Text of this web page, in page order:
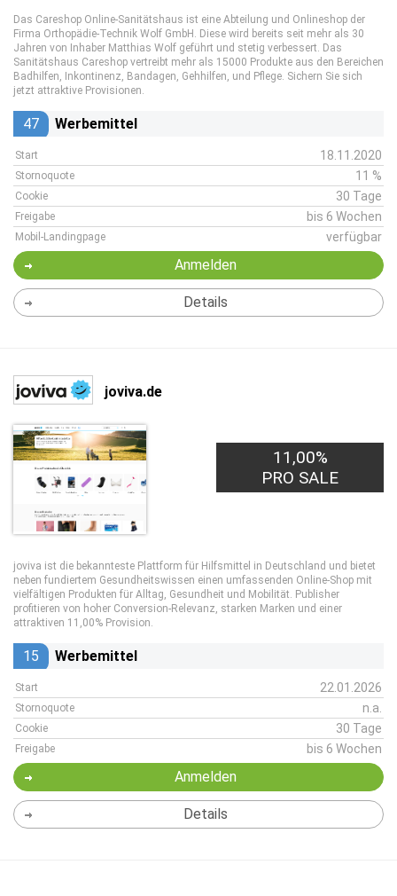
Das Careshop Online-Sanitätshaus ist eine Abteilung und Onlineshop der
Firma Orthopädie-Technik Wolf GmbH. Diese wird bereits seit mehr als 30
Jahren von Inhaber Matthias Wolf geführt und stetig verbessert. Das
Sanitätshaus Careshop vertreibt mehr als 15000 Produkte aus den Bereichen
Badhilfen, Inkontinenz, Bandagen, Gehhilfen, und Pflege. Sichern Sie sich
jetzt attraktive Provisionen.
47 Werbemittel
Start 18.11.2020
Stornoquote 11 %
Cookie 30 Tage
Freigabe bis 6 Wochen
Mobil-Landingpage verfügbar
Anmelden
Details
joviva.de
11,00%
PRO SALE
joviva ist die bekannteste Plattform für Hilfsmittel in Deutschland und bietet
neben fundiertem Gesundheitswissen einen umfassenden Online-Shop mit
vielfältigen Produkten für Alltag, Gesundheit und Mobilität. Publisher
profitieren von hoher Conversion-Relevanz, starken Marken und einer
attraktiven 11,00% Provision.
15 Werbemittel
Start 22.01.2026
Stornoquote n.a.
Cookie 30 Tage
Freigabe bis 6 Wochen
Anmelden
Details